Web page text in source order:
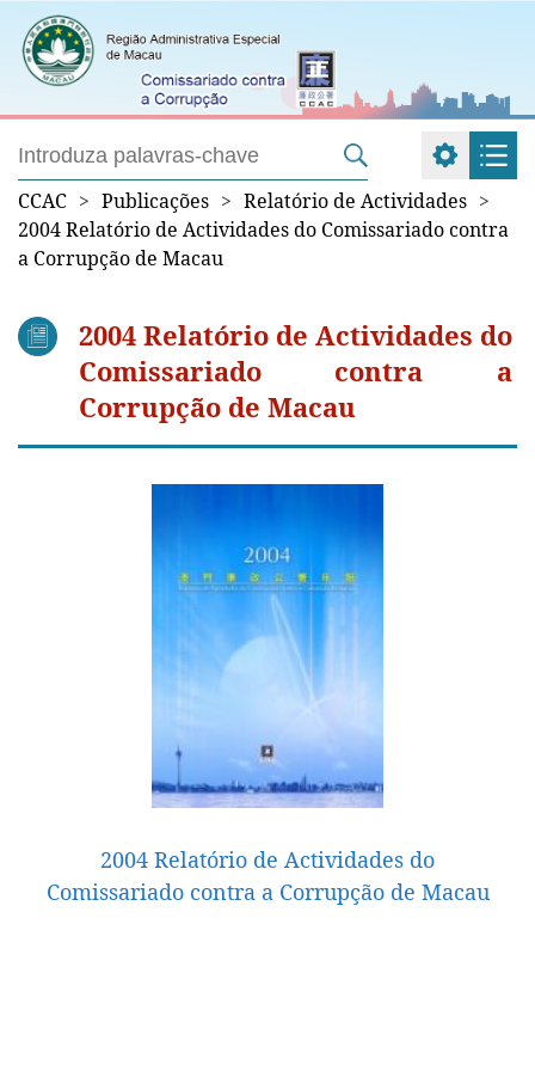
CCAC > Publicações > Relatório de Actividades >
2004 Relatório de Actividades do Comissariado contra
a Corrupção de Macau
2004 Relatório de Actividades do
Comissariado contra a
Corrupção de Macau
2004 Relatório de Actividades do
Comissariado contra a Corrupção de Macau